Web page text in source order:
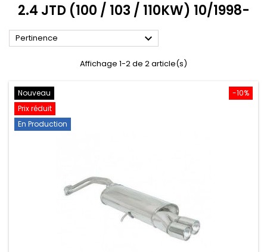
2.4 JTD (100 / 103 / 110KW) 10/1998-
Pertinence 
Affichage 1-2 de 2 article(s)
-10%
Nouveau
Prix réduit
En Production